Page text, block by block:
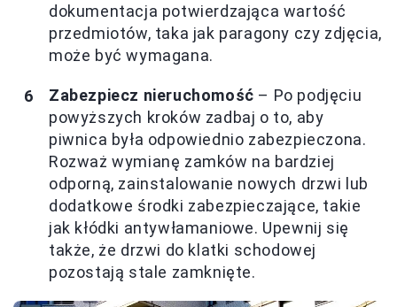
dokumentacja potwierdzająca wartość
przedmiotów, taka jak paragony czy zdjęcia,
może być wymagana.
Zabezpiecz nieruchomość – Po podjęciu
powyższych kroków zadbaj o to, aby
piwnica była odpowiednio zabezpieczona.
Rozważ wymianę zamków na bardziej
odporną, zainstalowanie nowych drzwi lub
dodatkowe środki zabezpieczające, takie
jak kłódki antywłamaniowe. Upewnij się
także, że drzwi do klatki schodowej
pozostają stale zamknięte.